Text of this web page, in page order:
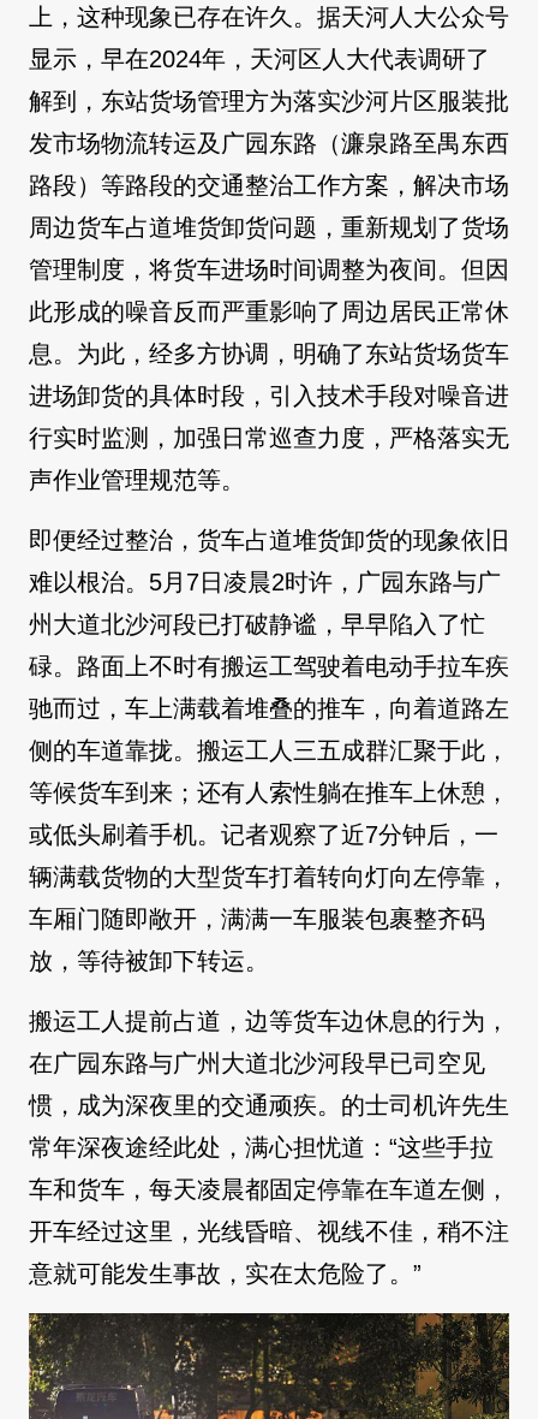
上，这种现象已存在许久。据天河人大公众号
显示，早在2024年，天河区人大代表调研了
解到，东站货场管理方为落实沙河片区服装批
发市场物流转运及广园东路（濂泉路至禺东西
路段）等路段的交通整治工作方案，解决市场
周边货车占道堆货卸货问题，重新规划了货场
管理制度，将货车进场时间调整为夜间。但因
此形成的噪音反而严重影响了周边居民正常休
息。为此，经多方协调，明确了东站货场货车
进场卸货的具体时段，引入技术手段对噪音进
行实时监测，加强日常巡查力度，严格落实无
声作业管理规范等。
即便经过整治，货车占道堆货卸货的现象依旧
难以根治。5月7日凌晨2时许，广园东路与广
州大道北沙河段已打破静谧，早早陷入了忙
碌。路面上不时有搬运工驾驶着电动手拉车疾
驰而过，车上满载着堆叠的推车，向着道路左
侧的车道靠拢。搬运工人三五成群汇聚于此，
等候货车到来；还有人索性躺在推车上休憩，
或低头刷着手机。记者观察了近7分钟后，一
辆满载货物的大型货车打着转向灯向左停靠，
车厢门随即敞开，满满一车服装包裹整齐码
放，等待被卸下转运。
搬运工人提前占道，边等货车边休息的行为，
在广园东路与广州大道北沙河段早已司空见
惯，成为深夜里的交通顽疾。的士司机许先生
常年深夜途经此处，满心担忧道：“这些手拉
车和货车，每天凌晨都固定停靠在车道左侧，
开车经过这里，光线昏暗、视线不佳，稍不注
意就可能发生事故，实在太危险了。”